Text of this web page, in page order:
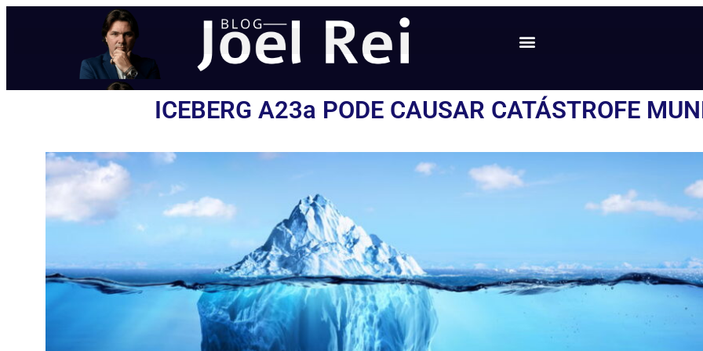
ICEBERG A23a PODE CAUSAR CATÁSTROFE